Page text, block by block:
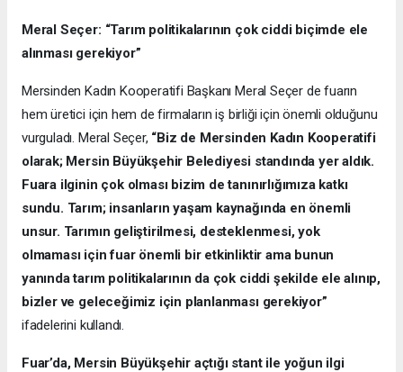
Meral Seçer: “Tarım politikalarının çok ciddi biçimde ele
alınması gerekiyor”
Mersinden Kadın Kooperatifi Başkanı Meral Seçer de fuarın
hem üretici için hem de firmaların iş birliği için önemli olduğunu
vurguladı. Meral Seçer, “Biz de Mersinden Kadın Kooperatifi
olarak; Mersin Büyükşehir Belediyesi standında yer aldık.
Fuara ilginin çok olması bizim de tanınırlığımıza katkı
sundu. Tarım; insanların yaşam kaynağında en önemli
unsur. Tarımın geliştirilmesi, desteklenmesi, yok
olmaması için fuar önemli bir etkinliktir ama bunun
yanında tarım politikalarının da çok ciddi şekilde ele alınıp,
bizler ve geleceğimiz için planlanması gerekiyor”
ifadelerini kullandı.
Fuar’da, Mersin Büyükşehir açtığı stant ile yoğun ilgi